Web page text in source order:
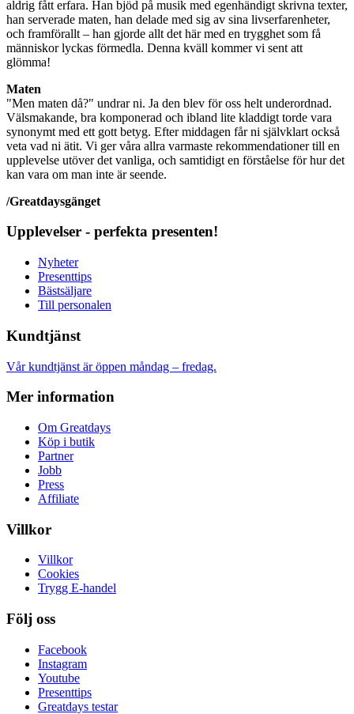
aldrig fått erfara. Han bjöd på musik med egenhändigt skrivna texter,
han serverade maten, han delade med sig av sina livserfarenheter,
och framförallt – han gjorde allt det här med en trygghet som få
människor lyckas förmedla. Denna kväll kommer vi sent att
glömma!
Maten
"Men maten då?" undrar ni. Ja den blev för oss helt underordnad.
Välsmakande, bra komponerad och ibland lite kladdigt torde vara
synonymt med ett gott betyg. Efter middagen får ni självklart också
veta vad ni ätit. Vi ger våra allra varmaste rekommendationer till en
upplevelse utöver det vanliga, och samtidigt en förståelse för hur det
kan vara om man inte är seende.
/Greatdaysgänget
Upplevelser - perfekta presenten!
Nyheter
Presenttips
Bästsäljare
Till personalen
Kundtjänst
Vår kundtjänst är öppen måndag – fredag.
Mer information
Om Greatdays
Köp i butik
Partner
Jobb
Press
Affiliate
Villkor
Villkor
Cookies
Trygg E-handel
Följ oss
Facebook
Instagram
Youtube
Presenttips
Greatdays testar